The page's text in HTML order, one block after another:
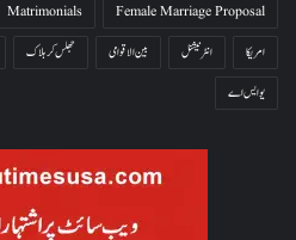
Female Marriage Proposal
Matrimonials
امریکا
انٹرنیشنل بین الاقوامی جھلس کر ہلاک
یو ایس اے